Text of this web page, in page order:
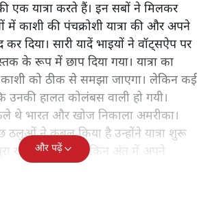
एक यात्रा करते हैं। इन सबों ने मिलकर
में काशी की पंचक्रोशी यात्रा की और अपने
दिया। सारी यादें भाइयों ने वॉट्सऐप पर
के रूप में छाप दिया गया। यात्रा का
काशी को ठीक से समझा जाएगा। लेकिन कई
उनकी हालत कोलंबस वाली हो गयी।
थे भारत और खोज निकाला अमरीका।
ने कुबूल किया है उन्होंने यात्रा शुरू
खोजने के लिए लेकिन अंत में अपने
हो गए।
और पढ़ें